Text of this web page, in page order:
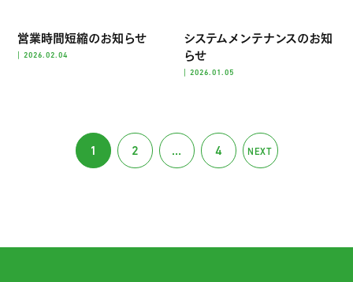
営業時間短縮のお知らせ
|2026.02.04
システムメンテナンスのお知
らせ
| 2026.01.05
1 2 … 4 NEXT